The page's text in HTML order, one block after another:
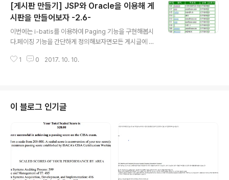
만들지 않았습니다.그렇다면 간단하게 개인을 확인할 수
있는 방법이 무엇이 있을까요?IP를 사용하면 됩니다. IP를
가져오는 메소드가 있는데, request.getRemoteAddr
() 메소드입니다.IP를 사용하려면 컬럼등 추가해야할게 많
야합니다.기본값은 127.0.0.1로 컬럼을 추가하였습니다.
[게시판 만들기] JSP와 Oracle을 이용해 게
시판을 만들어보자 -2.6-
이번에는 i-batis를 이용하여 Paging 기능을 구현해봅시
다.페이징 기능을 간단하게 정의해보자면모든 게시글에 대
되겠습니다.자바에서 가져온 리스트를 잘라서 보여주는 형
변수는 똑같고 세번째 변수는 페이지번호 네번째 변수는
데이터 rows 갯수입니다.BoardDao.java에서 ("getAr
ticleList", null, 0, 10)을 넣고 실행해봅시다.원래는 있는
글들 전부다 들고왔는데, 변수 2개만 추가 해보았는데 이
번엔 10개만 들고 왔습니다. 세번째 변수가 페이지 번호라
1 0 2017. 10. 10.
이 블로그 인기글